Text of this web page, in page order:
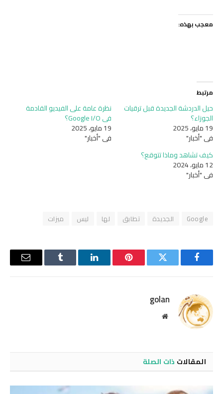
معجب بهذه:
مرتبط
حيل الدردشة الجديدة قبل ترقيات
الجوزاء؟
19 مايو، 2025
في "أخبار"
نظرة عامة على الفيديو القادمة
في Google I/O؟
19 مايو، 2025
في "أخبار"
كيف تشاهد وماذا تتوقع؟
12 مايو، 2024
في "أخبار"
Google الجديدة تطابق لها ليس ميزات
فيسبوك تويتر بينتيريستلينكدإن Tumblr
البريد
golan
موقع
المقالات ذات الصلة